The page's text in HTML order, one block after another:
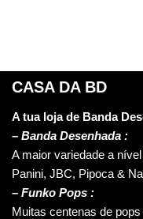
CASA DA BD
A tua loja de Banda
– Banda Desenhada :
A maior variedade a
Panini, JBC, Pipoca &
– Funko Pops :
Muitas centenas de